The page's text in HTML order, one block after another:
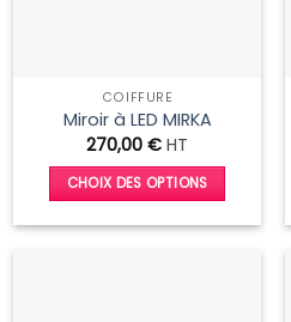
COIFFURE
Miroir à LED MIRKA
270,00€ HT
CHOIX DES OPTIONS